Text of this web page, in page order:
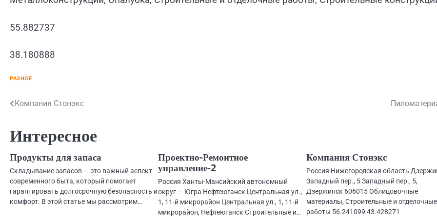
55.882737
38.180888
РАЗНОЕ
Навигация
записям
Компания Стонэкс
Интересное
Продукты для запаса
Складывание запасов — это важный аспект
современного быта, который помогает
гарантировать долгосрочную безопасность и
комфорт. В этой статье мы рассмотрим…
Проектно-Ремонтное
управление-2
Россия Ханты-Мансийский автономный
округ — Югра Нефтеюганск Центральная ул.,
1, 11-й микрорайон Центральная ул., 1, 11-й
микрорайон, Нефтеюганск Строительные и…
Компания Стонэкс
Россия Нижегородская область
Западный пер., 5 Западный пер., 5,
Дзержинск 606015 Облицовочные
материалы, Строительные и отделочные
работы 56.241099 43.428271